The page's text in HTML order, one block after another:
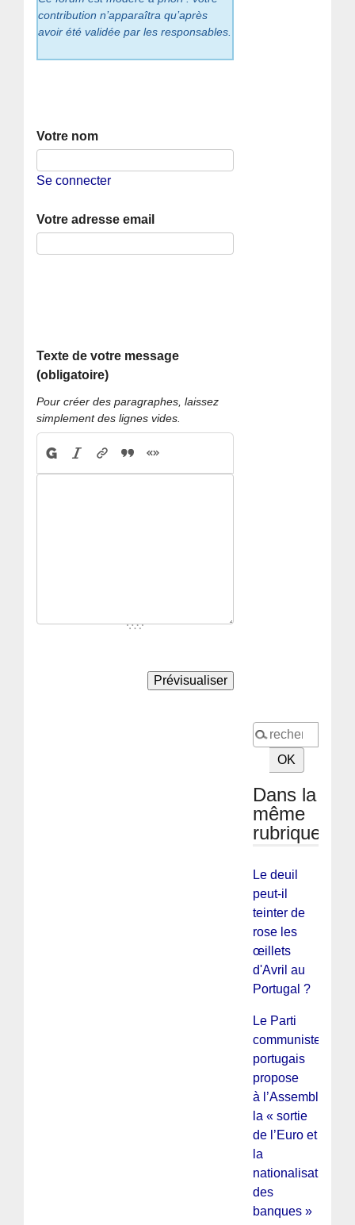
contribution n’apparaîtra qu’après
avoir été validée par les responsables.
Votre nom
Se connecter
Votre adresse email
Texte de votre message
(obligatoire)
Pour créer des paragraphes, laissez
simplement des lignes vides.
Dans la
même
rubrique
Le deuil
peut-il
teinter de
rose les
œillets
d'Avril au
Portugal ?
Le Parti
communiste
portugais
propose
à l’Assemblée
la « sortie
de l’Euro et
la
nationalisation
des
banques »